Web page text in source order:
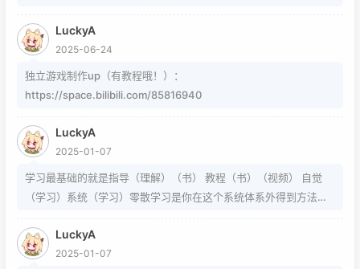
的就不需要我教了 上标:sup 下标:sub 上标:上标文字 下标:下标文字
当然网页中就需要代码了
LuckyA
2025-06-24
独立游戏制作up（有教程哦！）：
https://space.bilibili.com/85816940
LuckyA
2025-01-07
学习最基础的就是指导（理解）（书） 教程（书）（视频） 自觉
（学习）系统（学习）零散学习是你在这个系统体系外得到方法的
LuckyA
2025-01-07